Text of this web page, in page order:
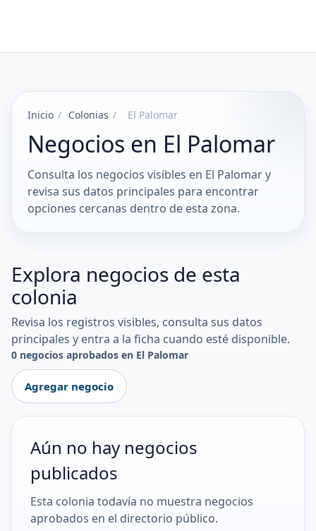
Inicio / Colonias / El Palomar
Negocios en El Palomar
Consulta los negocios visibles en El Palomar y
revisa sus datos principales para encontrar
opciones cercanas dentro de esta zona.
Explora negocios de esta
colonia
Revisa los registros visibles, consulta sus datos
principales y entra a la ficha cuando esté disponible.
0 negocios aprobados en El Palomar
Agregar negocio
Aún no hay negocios
publicados
Esta colonia todavía no muestra negocios
aprobados en el directorio público.